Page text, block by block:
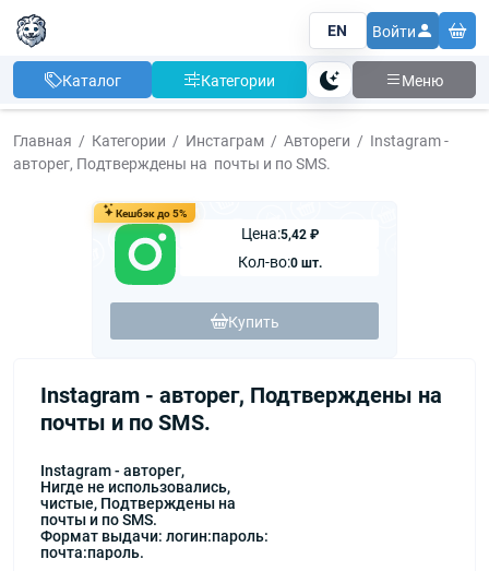
EN Войти
Каталог Категории Тема Меню
Главная Категории Инстаграм Автореги
Instagram -
авторег, Подтверждены на почты и по SMS.
Кешбэк до 5%
Цена:5,42 ₽
Кол-во:0 шт.
Купить
Instagram - авторег, Подтверждены на
почты и по SMS.
Instagram - авторег,
Нигде не использовались,
чистые, Подтверждены на
почты и по SMS.
Формат выдачи: логин:пароль:
почта:пароль.